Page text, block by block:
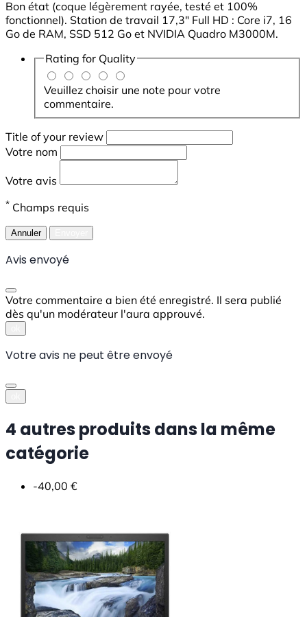
Bon état (coque légèrement rayée, testé et 100%
fonctionnel). Station de travail 17,3" Full HD : Core i7, 16
Go de RAM, SSD 512 Go et NVIDIA Quadro M3000M.
Rating for Quality
Veuillez choisir une note pour votre
commentaire.
Title of your review
Votre nom
Votre avis
* Champs requis
Annuler
Avis envoyé
Votre commentaire a bien été enregistré. Il sera publié
dès qu'un modérateur l'aura approuvé.
Votre avis ne peut être envoyé
4 autres produits dans la même
catégorie
-40,00 €